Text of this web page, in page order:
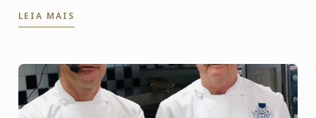
compraram com a ...
LEIA MAIS